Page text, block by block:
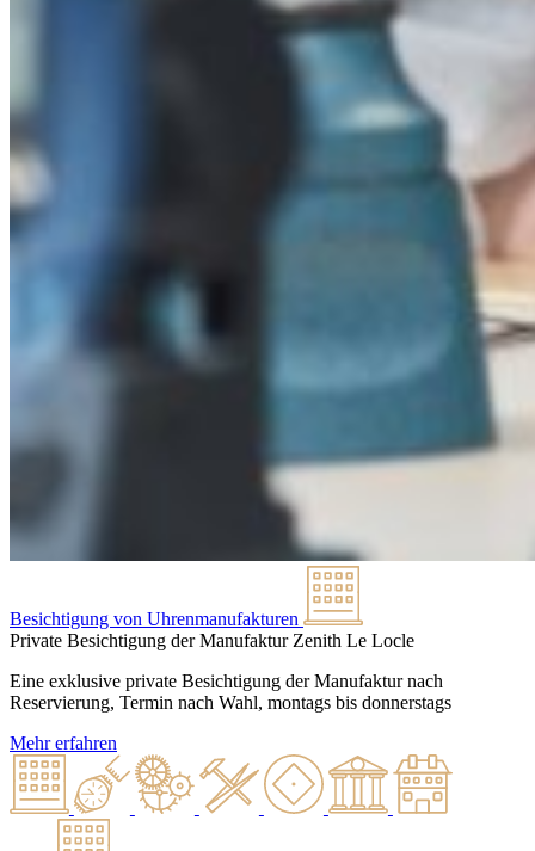
Besichtigung von Uhrenmanufakturen
Private Besichtigung der Manufaktur Zenith Le Locle
Eine exklusive private Besichtigung der Manufaktur nach
Reservierung, Termin nach Wahl, montags bis donnerstags
Mehr erfahren